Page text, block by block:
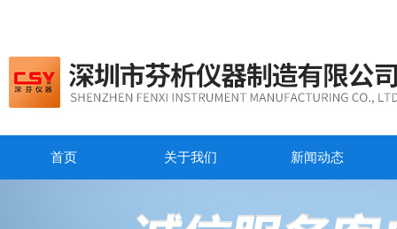
首页 关于我们 新闻动态